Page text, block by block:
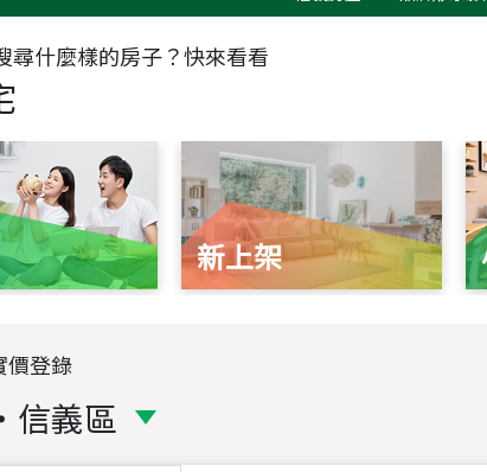
尋什麼樣的房子？快來看看
新上架
價登錄
信義區